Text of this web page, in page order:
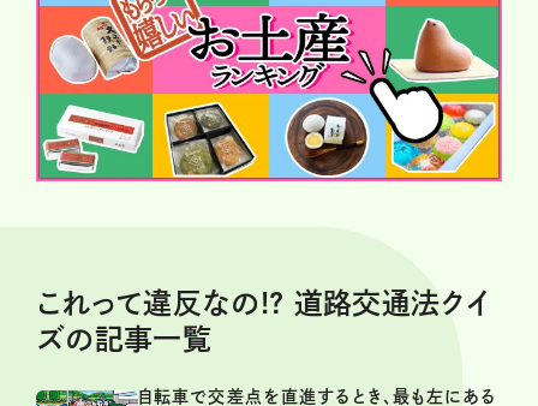
これって違反なの!? 道路交通法クイ
ズの記事一覧
自転車で交差点を直進するとき、最も左にある